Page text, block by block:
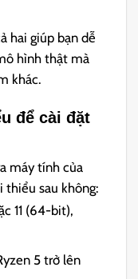
hai giúp bạn dễ
hình thật mà
khác.
để cài đặt
máy tính của
thiểu sau không:
11 (64-bit),
5 trở lên